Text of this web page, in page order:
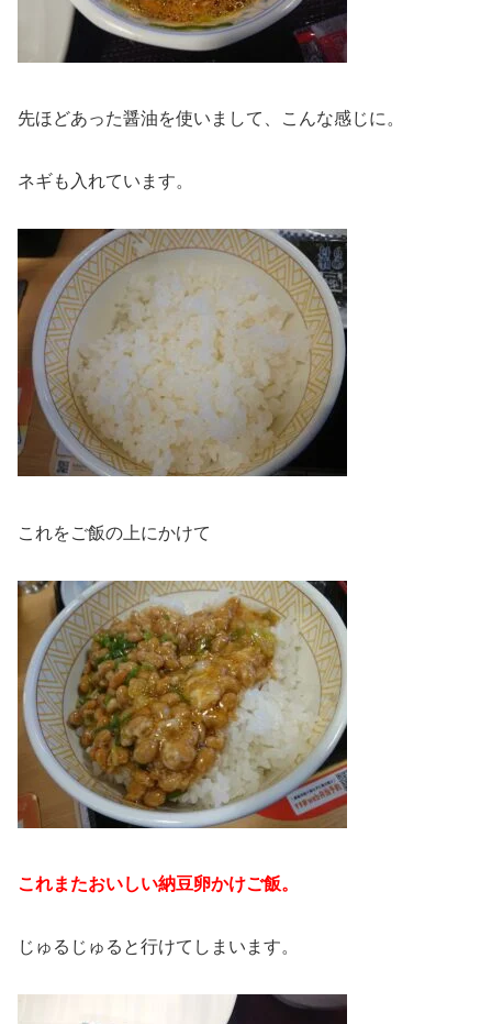
先ほどあった醤油を使いまして、こんな感じに。
ネギも入れています。
これをご飯の上にかけて
これまたおいしい納豆卵かけご飯。
じゅるじゅると行けてしまいます。